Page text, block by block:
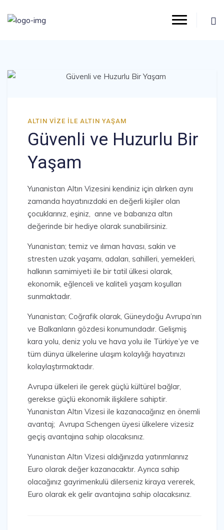
ALTIN VIZE ILE ALTIN YAŞAM
Güvenli ve Huzurlu Bir
Yaşam
Yunanistan Altın Vizesini kendiniz için alırken aynı
zamanda hayatınızdaki en değerli kişiler olan
çocuklarınız, eşiniz, anne ve babanıza altın
değerinde bir hediye olarak sunabilirsiniz.
Yunanistan; temiz ve ılıman havası, sakin ve
stresten uzak yaşamı, adaları, sahilleri, yemekleri,
halkının samimiyeti ile bir tatil ülkesi olarak,
ekonomik, eğlenceli ve kaliteli yaşam koşulları
sunmaktadır.
Yunanistan; Coğrafik olarak, Güneydoğu Avrupa’nın
ve Balkanların gözdesi konumundadır. Gelişmiş
kara yolu, deniz yolu ve hava yolu ile Türkiye’ye ve
tüm dünya ülkelerine ulaşım kolaylığı hayatınızı
kolaylaştırmaktadır.
Avrupa ülkeleri ile gerek güçlü kültürel bağlar,
gerekse güçlü ekonomik ilişkilere sahiptir.
Yunanistan Altın Vizesi ile kazanacağınız en önemli
avantaj; Avrupa Schengen üyesi ülkelere vizesiz
geçiş avantajına sahip olacaksınız.
Yunanistan Altın Vizesi aldığınızda yatırımlarınız
Euro olarak değer kazanacaktır. Ayrıca sahip
olacağınız gayrimenkulü dilerseniz kiraya vererek,
Euro olarak ek gelir avantajına sahip olacaksınız.